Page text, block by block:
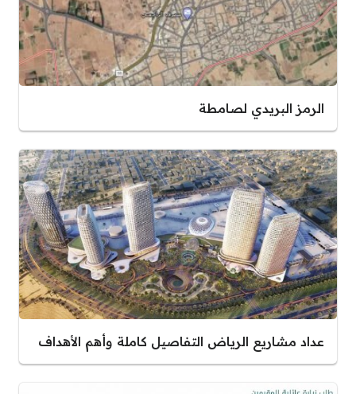
الرمز البريدي لصامطة
عداد مشاريع الرياض التفاصيل كاملة وأهم الأهداف